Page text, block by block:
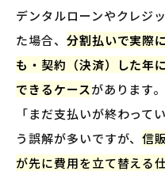
デンタルローンやクレジ
た場合、 分割払いで実際
も・契約（決済）した年
できるケースがあります。
「まだ支払いが終わって
う誤解が多いですが、信
が先に費用を立て替える